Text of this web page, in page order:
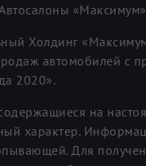
«Максимум»
Холдинг
автомобилей с
2020».
на
характер.
Для